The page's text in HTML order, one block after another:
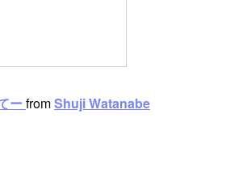
ーfromShuji Watanabe